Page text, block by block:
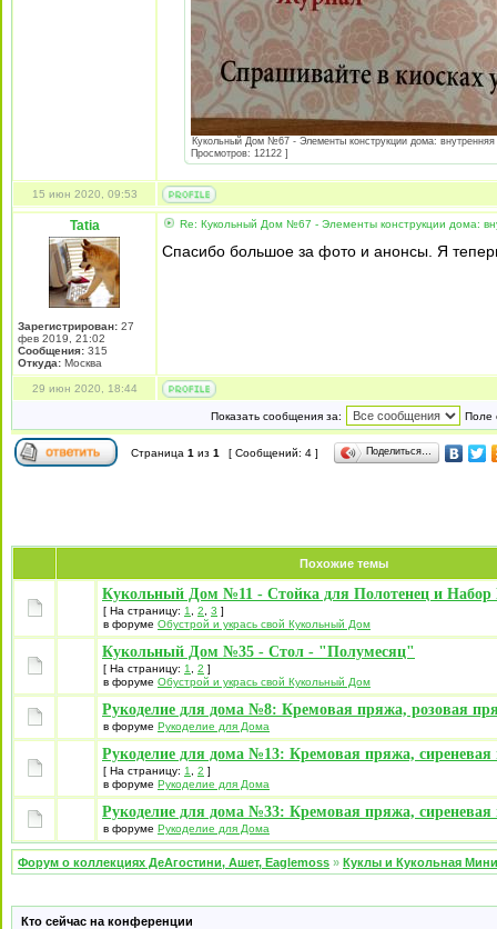
Кукольный Дом №67 - Элементы конструкции дома:
Просмотров: 12122 ]
15 июн 2020, 09:53
Tatia
Зарегистрирован: 27
фев 2019, 21:02
Сообщения: 315
Откуда: Москва
Re: Кукольный Дом №67 - Элементы конструкции дома:
Спасибо большое за фото и анонсы. Я
29 июн 2020, 18:44
Показать сообщения за: Поле
Страница 1 из 1 [ Сообщений: 4 ] Поделиться…
Похожие темы
Кукольный Дом №11 - Стойка для Полотенец и Набор
[ На страницу: 1 2 3 ]
в форуме Обустрой и укрась свой Кукольный Дом
Кукольный Дом №35 - Стол - "Полумесяц"
[ На страницу: 1 2 ]
в форуме Обустрой и укрась свой Кукольный Дом
Рукоделие для дома №8: Кремовая пряжа, розовая
в форуме Рукоделие для Дома
Рукоделие для дома №13: Кремовая пряжа, сиреневая
[ На страницу: 1 2 ]
в форуме Рукоделие для Дома
Рукоделие для дома №33: Кремовая пряжа, сиреневая
в форуме Рукоделие для Дома
Форум о коллекциях ДеАгостини, Ашет, Eaglemoss » Куклы и Кукольная
Кто сейчас на конференции